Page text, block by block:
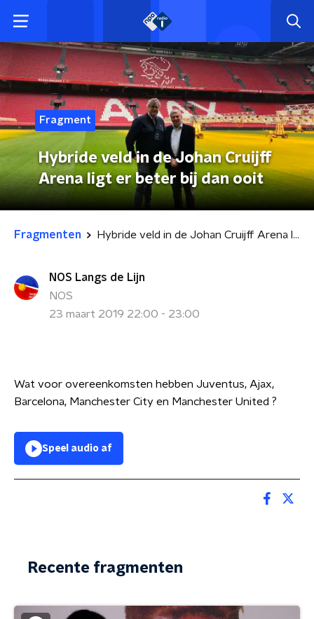
Fragment
Hybride veld in de Johan Cruijff
Arena ligt er beter bij dan ooit
Fragmenten Hybride veld in de Johan Cruijff Arena ligt er beter bij dan ooit
NOS Langs de Lijn
NOS
23 maart 2019 22:00 - 23:00
Wat voor overeenkomsten hebben Juventus, Ajax,
Barcelona, Manchester City en Manchester United ?
Speel audio af
Recente fragmenten